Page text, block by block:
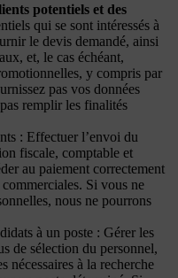
potentiels et des
qui se sont intéressés à
le devis demandé, ainsi
et, le cas échéant,
y compris par
pas vos données
remplir les finalités
: Effectuer l’envoi du
fiscale, comptable et
au paiement correctement
Si vous ne
nous ne pourrons
à un poste : Gérer les
de sélection du personnel,
nécessaires à la recherche